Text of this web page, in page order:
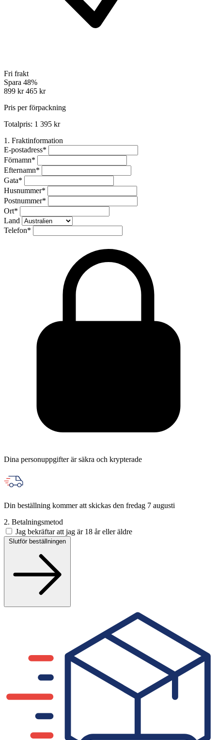
Fri frakt
Spara 48%
899 kr465 kr
Pris per förpackning
Totalpris: 1 395 kr
1. Fraktinformation
E-postadress*
Förnamn*
Efternamn*
Gata*
Husnummer*
Postnummer*
Ort*
Land
Telefon*
Dina personuppgifter är säkra och krypterade
Din beställning kommer att skickas den fredag 7 augusti
2. Betalningsmetod
Jag bekräftar att jag är 18 år eller äldre
Slutför beställningen